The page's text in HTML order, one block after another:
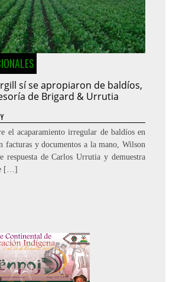
sí se apropiaron de baldíos,
de Brigard & Urrutia
el acaparamiento irregular de baldíos en
facturas y documentos a la mano, Wilson
respuesta de Carlos Urrutia y demuestra
[…]